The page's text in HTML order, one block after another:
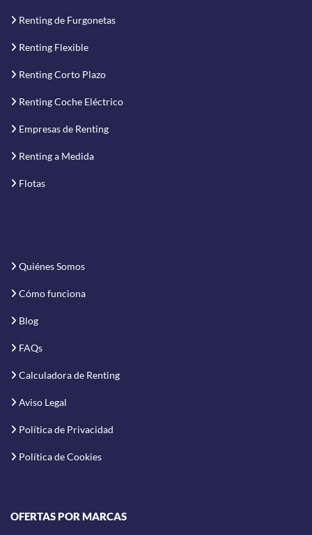
Renting de Furgonetas
Renting Flexible
Renting Corto Plazo
Renting Coche Eléctrico
Empresas de Renting
Renting a Medida
Flotas
Quiénes Somos
Cómo funciona
Blog
FAQs
Calculadora de Renting
Aviso Legal
Política de Privacidad
Política de Cookies
OFERTAS POR MARCAS